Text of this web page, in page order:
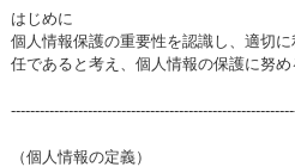
はじめに
個人情報保護の重要性を認識し、適切
任であると考え、個人情報の保護に努め
（個人情報の定義）